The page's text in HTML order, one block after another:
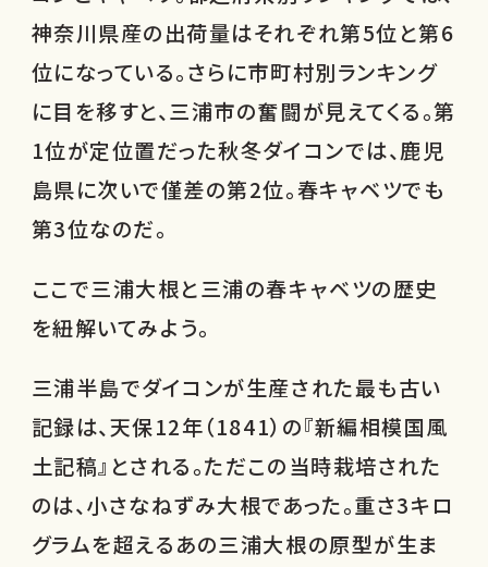
神奈川県産の出荷量はそれぞれ第5位と第6
位になっている。さらに市町村別ランキング
に目を移すと、三浦市の奮闘が見えてくる。第
1位が定位置だった秋冬ダイコンでは、鹿児
島県に次いで僅差の第2位。春キャベツでも
第3位なのだ。
ここで三浦大根と三浦の春キャベツの歴史
を紐解いてみよう。
三浦半島でダイコンが生産された最も古い
記録は、天保12年（1841）の『新編相模国風
土記稿』とされる。ただこの当時栽培された
のは、小さなねずみ大根であった。重さ3キロ
グラムを超えるあの三浦大根の原型が生ま